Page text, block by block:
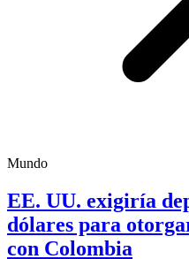
Mundo
EE. UU. exigiría
dólares para
con Colombia